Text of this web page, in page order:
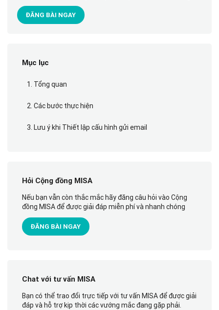
ĐĂNG BÀI NGAY
Mục lục
1. Tổng quan
2. Các bước thực hiện
3. Lưu ý khi Thiết lập cấu hình gửi email
Hỏi Cộng đồng MISA
Nếu bạn vẫn còn thắc mắc hãy đăng câu hỏi vào Cộng
đồng MISA để được giải đáp miễn phí và nhanh chóng
ĐĂNG BÀI NGAY
Chat với tư vấn MISA
Bạn có thể trao đổi trực tiếp với tư vấn MISA để được giải
đáp và hỗ trợ kịp thời các vướng mắc đang gặp phải.